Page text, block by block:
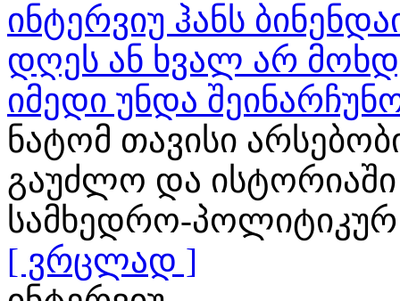
ინტერვიუ ჰანს
დღეს ან ხვალ არ
იმედი უნდა
ნატომ თავისი
გაუძლო და
სამხედრო-
[ ვრცლად ]